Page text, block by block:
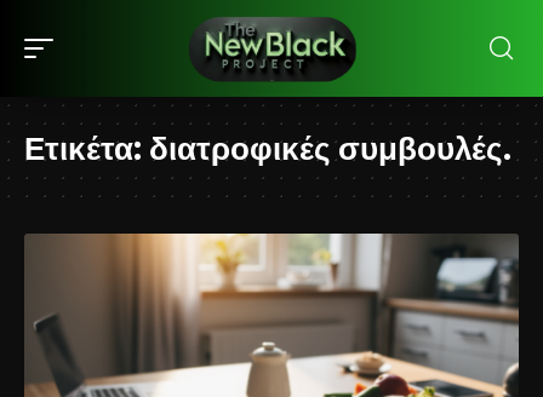
Ετικέτα: διατροφικές συμβουλές.